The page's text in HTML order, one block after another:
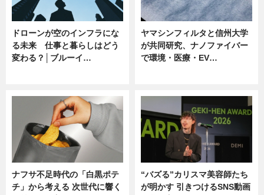
ドローンが空のインフラにな
る未来 仕事と暮らしはどう
変わる？│ブルーイ…
ヤマシンフィルタと信州大学
が共同研究、ナノファイバー
で環境・医療・EV…
ナフサ不足時代の「白黒ポテ
チ」から考える 次世代に響く
“バズる”カリスマ美容師たち
が明かす 引きつけるSNS動画